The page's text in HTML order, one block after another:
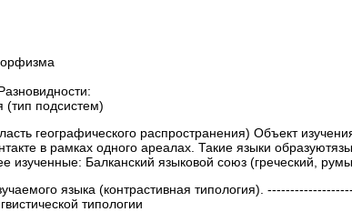
(тип подсистем)
географического распространения) Объект
в рамках одного ареалах. Такие языки
изученные: Балканский языковой союз (греческий,
языка (контрастивная типология).
типологии